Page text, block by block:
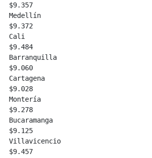
$9.357
Medellín				$12.111
$9.372
Cali					$12.211
$9.484
Barranquilla				$11.847
$9.060
Cartagena				$11.805
$9.028
Montería 				$12.055
$9.278
Bucaramanga				$11.920
$9.125
Villavicencio 				$12.273
$9.457